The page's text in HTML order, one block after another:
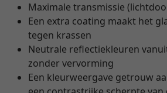
Maximale transmissie
Een extra coating maakt het
tegen krassen
Neutrale reflectiekleuren
zonder vervorming
Een kleurweergave getrouw